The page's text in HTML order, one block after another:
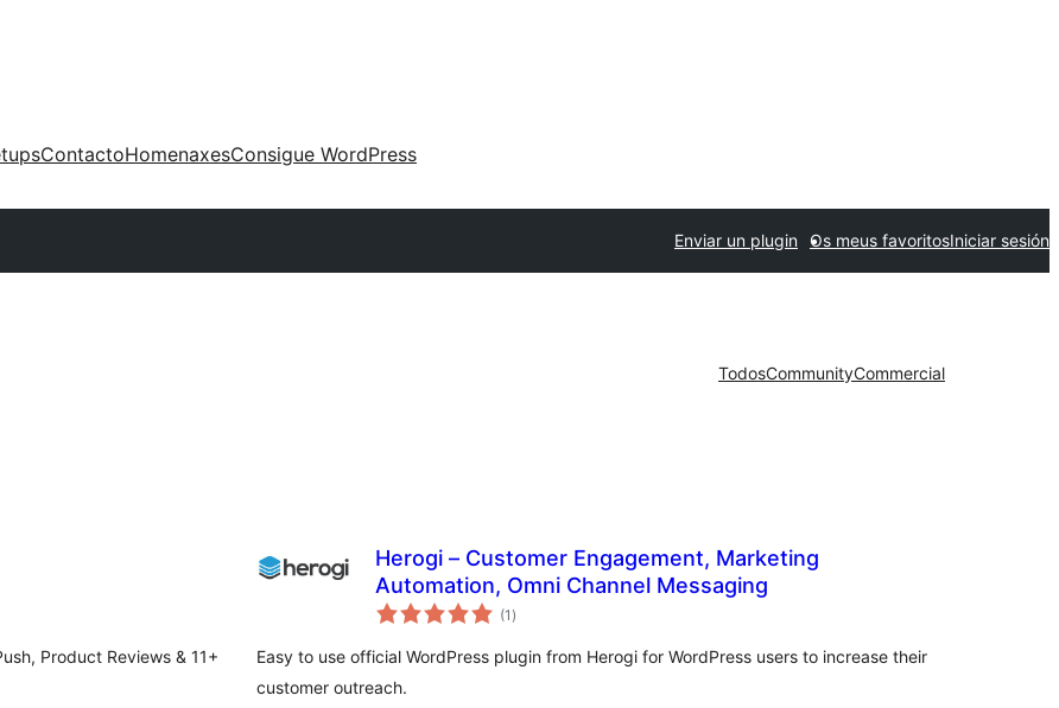
ContactoHomenaxesConsigue WordPress
Enviar un plugin Os meus favoritosIniciar sesión
TodosCommunityCommercial
Product Reviews & 11+
Herogi – Customer Engagement, Marketing
Automation, Omni Channel Messaging
(1 valoracións
totais
)
Easy to use official WordPress plugin from Herogi for WordPress users to increase their
customer outreach.